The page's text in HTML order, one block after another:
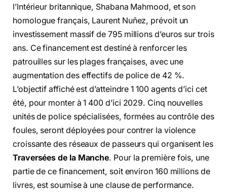
l’Intérieur britannique, Shabana Mahmood, et son
homologue français, Laurent Nuñez, prévoit un
investissement massif de 795 millions d’euros sur trois
ans. Ce financement est destiné à renforcer les
patrouilles sur les plages françaises, avec une
augmentation des effectifs de police de 42 %.
L’objectif affiché est d’atteindre 1 100 agents d’ici cet
été, pour monter à 1 400 d’ici 2029. Cinq nouvelles
unités de police spécialisées, formées au contrôle des
foules, seront déployées pour contrer la violence
croissante des réseaux de passeurs qui organisent les
Traversées de la Manche. Pour la première fois, une
partie de ce financement, soit environ 160 millions de
livres, est soumise à une clause de performance.